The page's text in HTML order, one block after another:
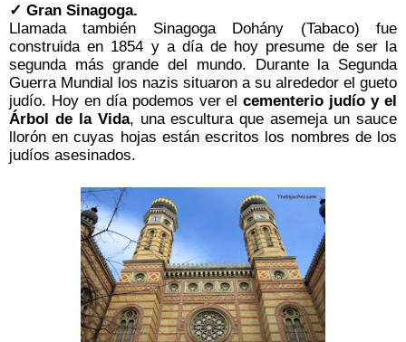
✓ Gran Sinagoga.
Llamada también Sinagoga Dohány (Tabaco) fue
construida en 1854 y a día de hoy presume de ser la
segunda más grande del mundo. Durante la Segunda
Guerra Mundial los nazis situaron a su alrededor el gueto
judío. Hoy en día podemos ver elcementerio judío y el
Árbol de la Vida, una escultura que asemeja un sauce
llorón en cuyas hojas están escritos los nombres de los
judíos asesinados.